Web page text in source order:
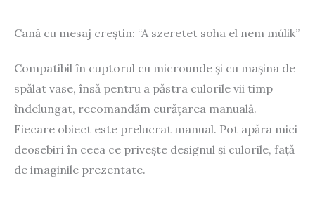
Cană cu mesaj creștin: “A szeretet soha el nem múlik”
Compatibil în cuptorul cu microunde și cu mașina de
spălat vase, însă pentru a păstra culorile vii timp
îndelungat, recomandăm curățarea manuală.
Fiecare obiect este prelucrat manual. Pot apăra mici
deosebiri în ceea ce privește designul și culorile, față
de imaginile prezentate.